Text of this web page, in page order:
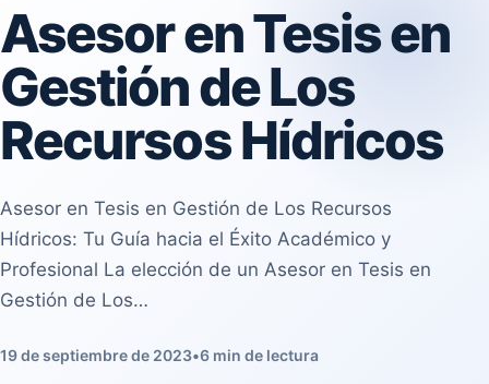
Asesor en Tesis en
Gestión de Los
Recursos Hídricos
Asesor en Tesis en Gestión de Los Recursos
Hídricos: Tu Guía hacia el Éxito Académico y
Profesional La elección de un Asesor en Tesis en
Gestión de Los…
19 de septiembre de 2023•6 min de lectura